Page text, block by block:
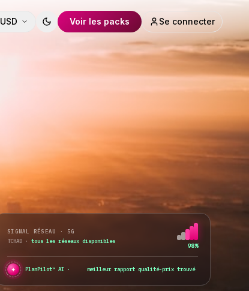
USD Toggle theme
Voir les packs Se connecter
SIGNAL RÉSEAU · 5G
TCHAD · tous les réseaux disponibles
98%
✦ PlanPilot™ AI · je vérifie l’activation instantanée...